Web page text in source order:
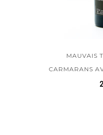
MAUVAIS
CARMARANS